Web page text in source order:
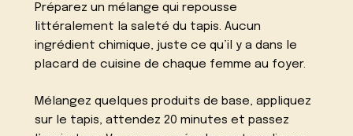
Préparez un mélange qui repousse
littéralement la saleté du tapis. Aucun
ingrédient chimique, juste ce qu’il y a dans le
placard de cuisine de chaque femme au foyer.
Mélangez quelques produits de base, appliquez
sur le tapis, attendez 20 minutes et passez